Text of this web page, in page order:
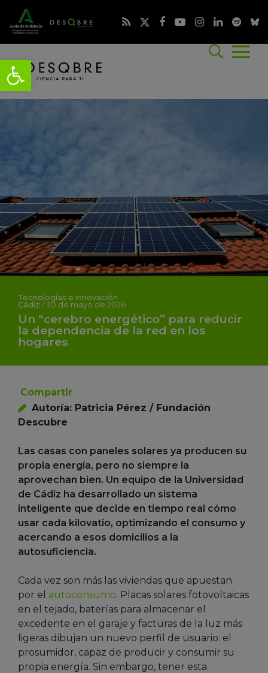
Tecnologías e innovación
Cádiz / 30 de mayo de 2026
Un “cerebro energético” para reducir
la dependencia de la red en los
hogares
Compartir
Autoría: Patricia Pérez / Fundación
Descubre
Las casas con paneles solares ya producen su
propia energía, pero no siempre la
aprovechan bien. Un equipo de la Universidad
de Cádiz ha desarrollado un sistema
inteligente que decide en tiempo real cómo
usar cada kilovatio, optimizando el consumo y
acercando a esos domicilios a la
autosuficiencia.
Cada vez son más las viviendas que apuestan
por el autoconsumo. Placas solares fotovoltaicas
en el tejado, baterías para almacenar el
excedente en el garaje y facturas de la luz más
ligeras dibujan un nuevo perfil de usuario: el
prosumidor, capaz de producir y consumir su
propia energía. Sin embargo, tener esta